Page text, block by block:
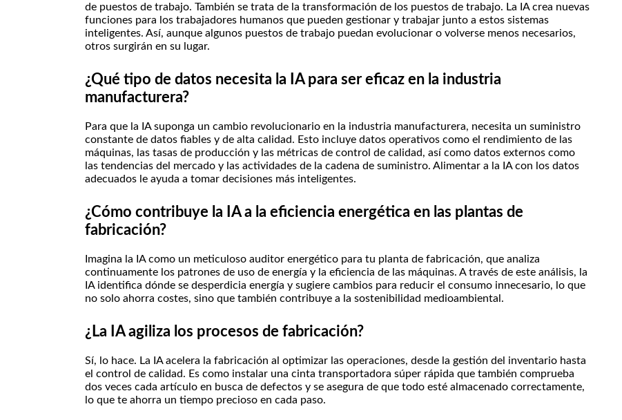
de puestos de trabajo. También se trata de la transformación de los puestos de trabajo. La IA crea nuevas
funciones para los trabajadores humanos que pueden gestionar y trabajar junto a estos sistemas
inteligentes. Así, aunque algunos puestos de trabajo puedan evolucionar o volverse menos necesarios,
otros surgirán en su lugar.
¿Qué tipo de datos necesita la IA para ser eficaz en la industria
manufacturera?
Para que la IA suponga un cambio revolucionario en la industria manufacturera, necesita un suministro
constante de datos fiables y de alta calidad. Esto incluye datos operativos como el rendimiento de las
máquinas, las tasas de producción y las métricas de control de calidad, así como datos externos como
las tendencias del mercado y las actividades de la cadena de suministro. Alimentar a la IA con los datos
adecuados le ayuda a tomar decisiones más inteligentes.
¿Cómo contribuye la IA a la eficiencia energética en las plantas de
fabricación?
Imagina la IA como un meticuloso auditor energético para tu planta de fabricación, que analiza
continuamente los patrones de uso de energía y la eficiencia de las máquinas. A través de este análisis, la
IA identifica dónde se desperdicia energía y sugiere cambios para reducir el consumo innecesario, lo que
no solo ahorra costes, sino que también contribuye a la sostenibilidad medioambiental.
¿La IA agiliza los procesos de fabricación?
Sí, lo hace. La IA acelera la fabricación al optimizar las operaciones, desde la gestión del inventario hasta
el control de calidad. Es como instalar una cinta transportadora súper rápida que también comprueba
dos veces cada artículo en busca de defectos y se asegura de que todo esté almacenado correctamente,
lo que te ahorra un tiempo precioso en cada paso.